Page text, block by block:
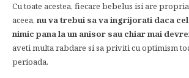
Cu toate acestea, fiecare bebelus isi are
aceea, nu va trebui sa va ingrijorati daca cel
nimic pana la un anisor sau chiar mai
aveti multa rabdare si sa priviti cu optimism
perioada.